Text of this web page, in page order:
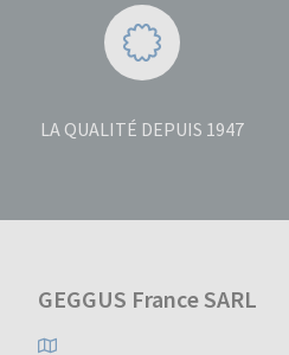
LA QUALITÉ DEPUIS 1947
GEGGUS France SARL